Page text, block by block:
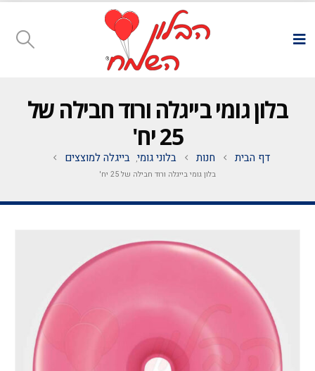
בלון גומי בייגלה ורוד חבילה של
25 יח'
דף הבית חנות בלוני גומי, בייגלה למוצצים
בלון גומי בייגלה ורוד חבילה של 25 יח'